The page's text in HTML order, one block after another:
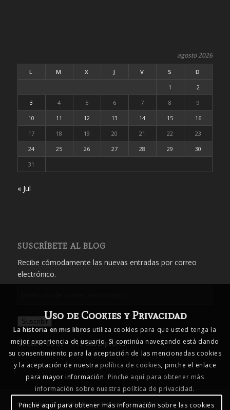
agosto 2026
L M X J V S
D
1
2
3
4 5 6 7 8
9
10
11 12 13 14 15
16
17
18 19 20 21 22
23
24
25 26 27 28 29
30
31
« Jul
SUSCRÍBETE AL BLOG
Recibe cómodamente las nuevas entradas por correo
electrónico.
correo
electrónico
Suscribir
Únete a otros 1.719 suscriptores
© Eva María Martín Martín - La historia en mis libros
Uso de Cookies y Privacidad
La historia en mis libros utiliza cookies para que usted tenga la
mejor experiencia de usuario. Si continúa navegando está dando
su consentimiento para la aceptación de las mencionadas cookies
y la aceptación de nuestra política de cookies, pinche el enlace
para mayor información. Pinche aquí para obtener más
información sobre nuestra política de privacidad.
Pinche aquí para obtener más información sobre las cookies